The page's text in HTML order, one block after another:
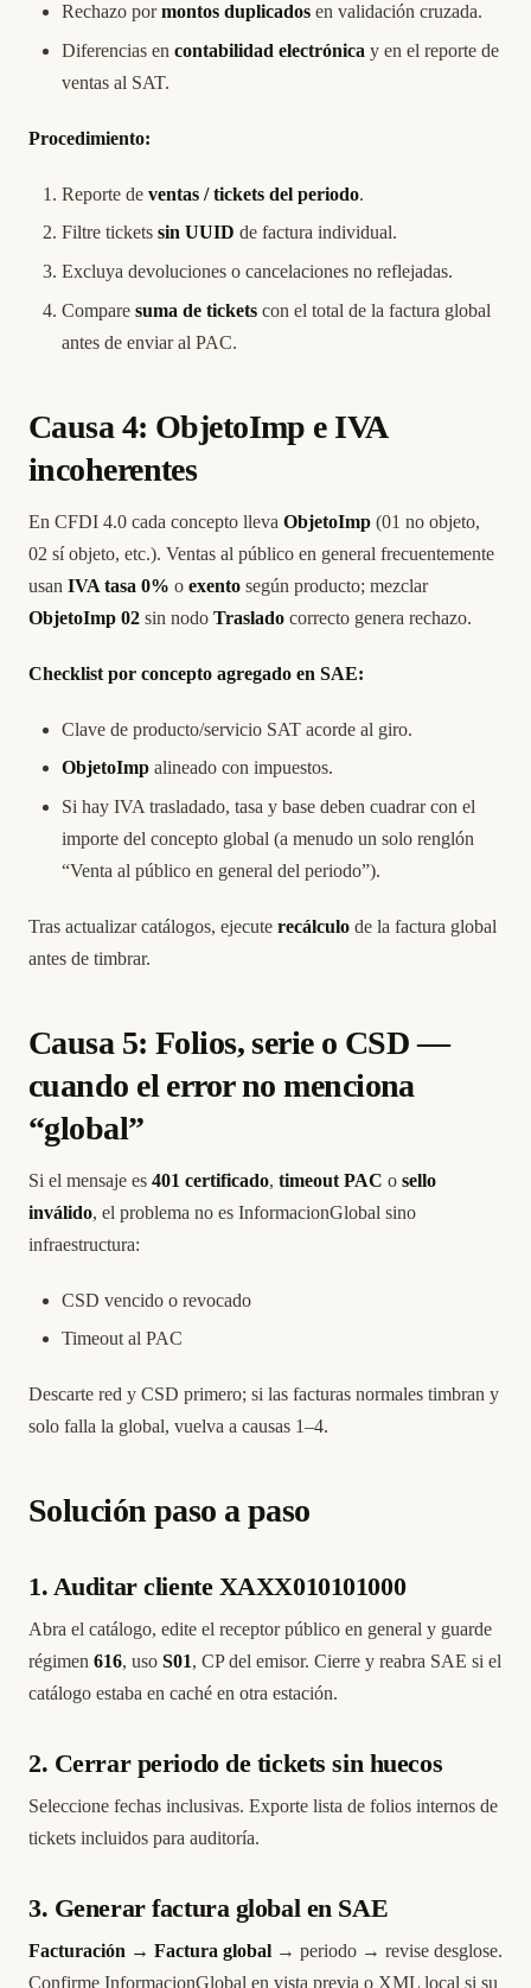
Rechazo pormontos duplicados en validación cruzada.
Diferencias en contabilidad electrónica y en el reporte de
ventas al SAT.
Procedimiento:
Reporte de ventas / tickets del periodo.
Filtre tickets sin UUID de factura individual.
Excluya devoluciones o cancelaciones no reflejadas.
Compare suma de tickets con el total de la factura global
antes de enviar al PAC.
Causa 4: ObjetoImp e IVA
incoherentes
En CFDI 4.0 cada concepto lleva ObjetoImp (01 no objeto,
02 sí objeto, etc.). Ventas al público en general frecuentemente
usan IVA tasa 0% o exento según producto; mezclar
ObjetoImp 02 sin nodo Traslado correcto genera rechazo.
Checklist por concepto agregado en SAE:
Clave de producto/servicio SAT acorde al giro.
ObjetoImp alineado con impuestos.
Si hay IVA trasladado, tasa y base deben cuadrar con el
importe del concepto global (a menudo un solo renglón
“Venta al público en general del periodo”).
Tras actualizar catálogos, ejecute recálculo de la factura global
antes de timbrar.
Causa 5: Folios, serie o CSD —
cuando el error no menciona
“global”
Si el mensaje es 401 certificado, timeout PAC o sello
inválido, el problema no es InformacionGlobal sino
infraestructura:
CSD vencido o revocado
Timeout al PAC
Descarte red y CSD primero; si las facturas normales timbran y
solo falla la global, vuelva a causas 1–4.
Solución paso a paso
1. Auditar cliente XAXX010101000
Abra el catálogo, edite el receptor público en general y guarde
régimen 616, uso S01, CP del emisor. Cierre y reabra SAE si el
catálogo estaba en caché en otra estación.
2. Cerrar periodo de tickets sin huecos
Seleccione fechas inclusivas. Exporte lista de folios internos de
tickets incluidos para auditoría.
3. Generar factura global en SAE
Facturación → Factura global → periodo → revise desglose.
Confirme InformacionGlobal en vista previa o XML local si su